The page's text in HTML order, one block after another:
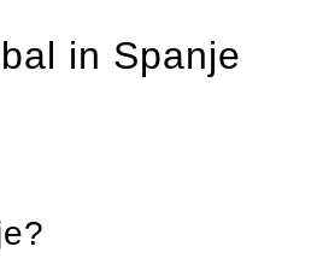
in Spanje